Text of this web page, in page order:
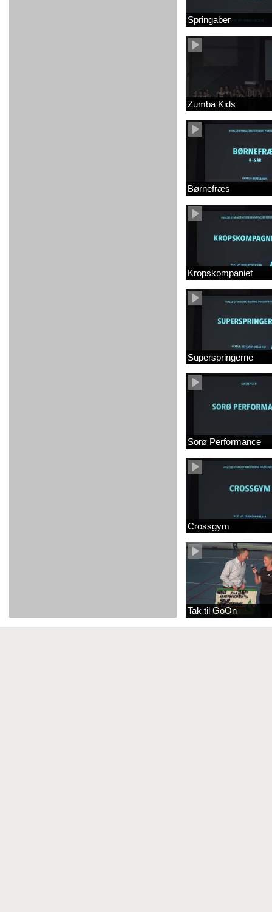
Springaber
Zumba Kids
Børnefræs
Kropskompaniet
Superspringerne
Sorø Performance
Crossgym
Tak til GoOn